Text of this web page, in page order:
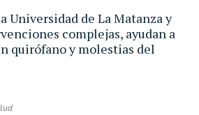
Universidad de La Matanza y
complejas, ayudan a
quirófano y molestias del